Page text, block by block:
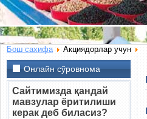
Бош сахифа Акциядорлар учун
Онлайн сўровнома
Сайтимизда қандай
мавзулар ёритилиши
керак деб биласиз?